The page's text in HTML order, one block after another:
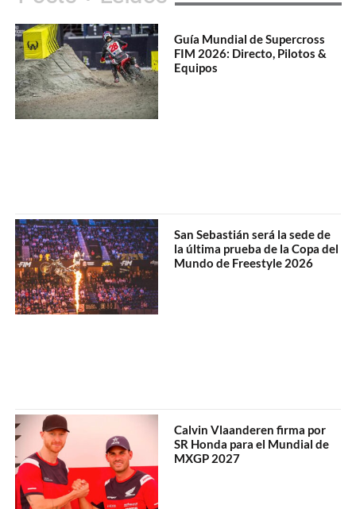
Guía Mundial de Supercross
FIM 2026: Directo, Pilotos &
Equipos
San Sebastián será la sede de
la última prueba de la Copa del
Mundo de Freestyle 2026
Calvin Vlaanderen firma por
SR Honda para el Mundial de
MXGP 2027